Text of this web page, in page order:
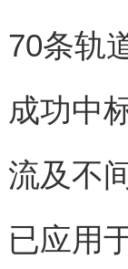
70条轨
成功中
流及不
已应用